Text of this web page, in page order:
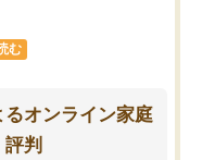
む
オンライン家庭
判